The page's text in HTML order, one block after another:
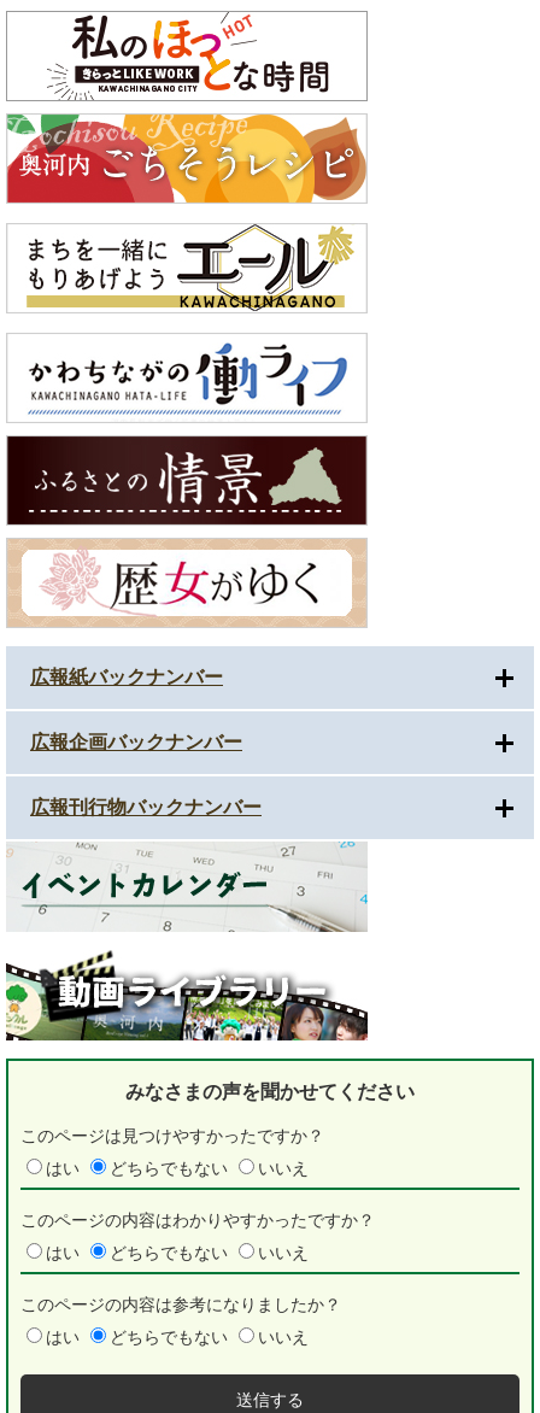
広報紙バックナンバー
広報企画バックナンバー
広報刊行物バックナンバー
みなさまの声を聞かせてください
このページは見つけやすかったですか？
はい
どちらでもない いいえ
このページの内容はわかりやすかったですか？
はい
どちらでもない いいえ
このページの内容は参考になりましたか？
はい
どちらでもない いいえ